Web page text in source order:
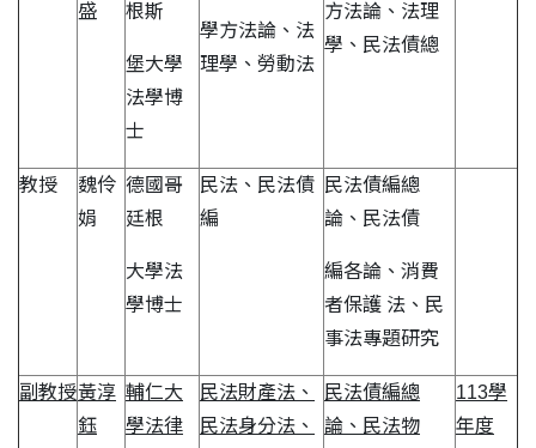
盛
根斯
堡大學
法學博
士
學方法論、法
理學、勞動法
方法論、法理
學、民法債總
教授
魏伶
娟
德國哥
廷根
大學法
學博士
民法、民法債
編
民法債編總
論、民法債
編各論、消費
者保護 法、民
事法專題研究
副教授黃淳
鈺
輔仁大
學法律
民法財產法、
民法身分法、
民法債編總
論、民法物
113學
年度